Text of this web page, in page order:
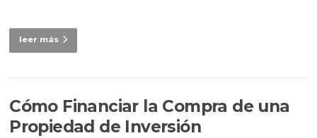
leer más
Cómo Financiar la Compra de una
Propiedad de Inversión